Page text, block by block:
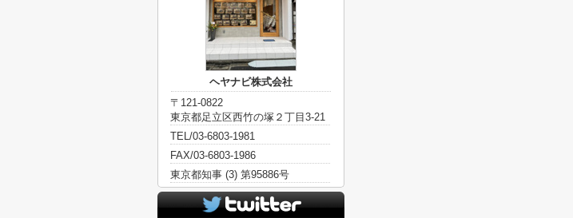
ヘヤナビ株式会社
〒121-0822
東京都足立区西竹の塚２丁目3-21
TEL/03-6803-1981
FAX/03-6803-1986
東京都知事 (3) 第95886号